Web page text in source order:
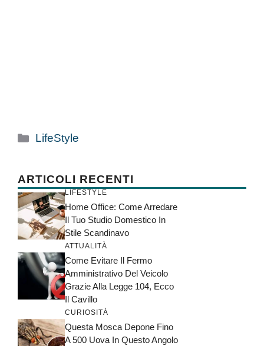
Categorie
LifeStyle
ARTICOLI RECENTI
LIFESTYLE
Home Office: Come Arredare
Il Tuo Studio Domestico In
Stile Scandinavo
ATTUALITÀ
Come Evitare Il Fermo
Amministrativo Del Veicolo
Grazie Alla Legge 104, Ecco
Il Cavillo
CURIOSITÀ
Questa Mosca Depone Fino
A 500 Uova In Questo Angolo